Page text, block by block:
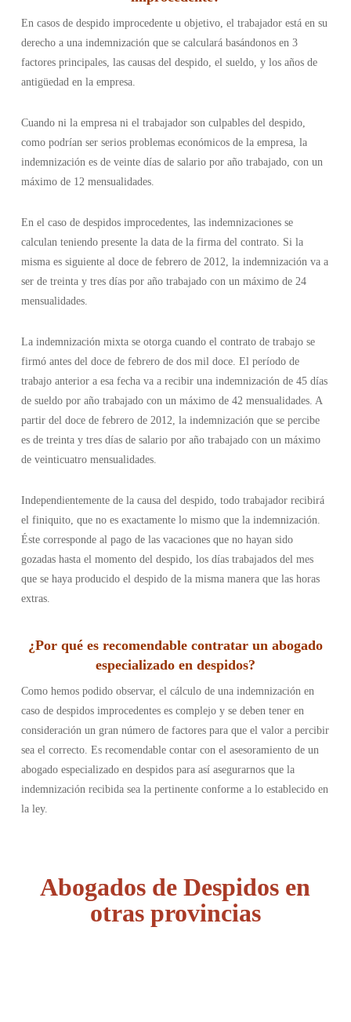
En casos de despido improcedente u objetivo, el trabajador está en su
derecho a una indemnización que se calculará basándonos en 3
factores principales, las causas del despido, el sueldo, y los años de
antigüedad en la empresa.
Cuando ni la empresa ni el trabajador son culpables del despido,
como podrían ser serios problemas económicos de la empresa, la
indemnización es de veinte días de salario por año trabajado, con un
máximo de 12 mensualidades.
En el caso de despidos improcedentes, las indemnizaciones se
calculan teniendo presente la data de la firma del contrato. Si la
misma es siguiente al doce de febrero de 2012, la indemnización va a
ser de treinta y tres días por año trabajado con un máximo de 24
mensualidades.
La indemnización mixta se otorga cuando el contrato de trabajo se
firmó antes del doce de febrero de dos mil doce. El período de
trabajo anterior a esa fecha va a recibir una indemnización de 45 días
de sueldo por año trabajado con un máximo de 42 mensualidades. A
partir del doce de febrero de 2012, la indemnización que se percibe
es de treinta y tres días de salario por año trabajado con un máximo
de veinticuatro mensualidades.
Independientemente de la causa del despido, todo trabajador recibirá
el finiquito, que no es exactamente lo mismo que la indemnización.
Éste corresponde al pago de las vacaciones que no hayan sido
gozadas hasta el momento del despido, los días trabajados del mes
que se haya producido el despido de la misma manera que las horas
extras.
¿Por qué es recomendable contratar un abogado
especializado en despidos?
Como hemos podido observar, el cálculo de una indemnización en
caso de despidos improcedentes es complejo y se deben tener en
consideración un gran número de factores para que el valor a percibir
sea el correcto. Es recomendable contar con el asesoramiento de un
abogado especializado en despidos para así asegurarnos que la
indemnización recibida sea la pertinente conforme a lo establecido en
la ley.
Abogados de Despidos en
otras provincias